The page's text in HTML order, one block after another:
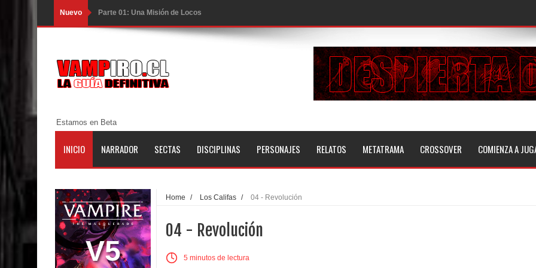
Nuevo Parte 01: Una Misión de Locos
Parte 03: Forastero en Tierra Muerta
Parte 10: El Secreto
Parte 09: Los Muertos Cuentan Cuentos
Parte 05: Sitiados
Parte 04: Se Descubre el Pastel
Parte 03: Una Piraña en el Bidé
Parte 02: Los Muertos Gobiernan a los Vivos
Estamos en Beta
INICIO NARRADOR SECTAS DISCIPLINAS PERSONAJES RELATOS METATRAMA CROSSOVER COMIENZA A
V5
Home / Los Califas / 04 - Revolución
04 - Revolución
5 minutos de lectura